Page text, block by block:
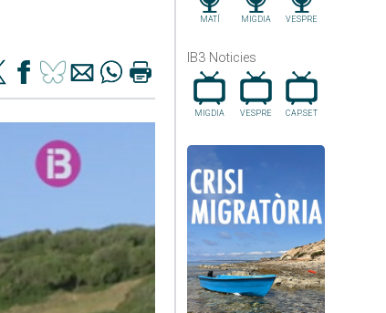
MATÍ MIGDIA VESPRE
IB3 Noticies
MIGDIA VESPRE CAP.SET